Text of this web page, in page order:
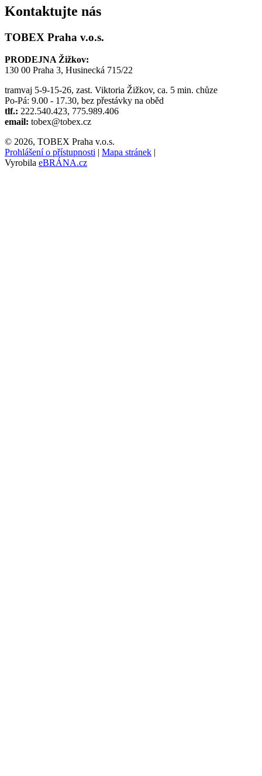
Kontaktujte nás
TOBEX Praha v.o.s.
PRODEJNA Žižkov:
130 00 Praha 3, Husinecká 715/22
tramvaj 5-9-15-26, zast. Viktoria Žižkov, ca. 5 min. chůze
Po-Pá: 9.00 - 17.30, bez přestávky na oběd
tlf.: 222.540.423, 775.989.406
email: tobex@tobex.cz
© 2026, TOBEX Praha v.o.s.
Prohlášení o přístupnosti | Mapa stránek |
Vyrobila eBRÁNA.cz